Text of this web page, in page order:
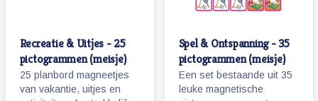
Recreatie & Uitjes - 25
pictogrammen (meisje)
25 planbord magneetjes
van vakantie, uitjes en
Spel & Ontspanning - 35
pictogrammen (meisje)
Een set bestaande uit 35
leuke magnetische